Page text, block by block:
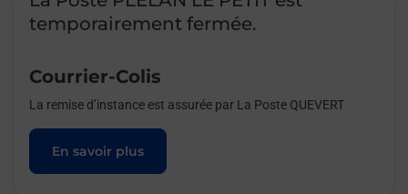
temporairement fermée.
Courrier-Colis
La remise d’instance est assurée par La Poste QUEVERT
En savoir plus